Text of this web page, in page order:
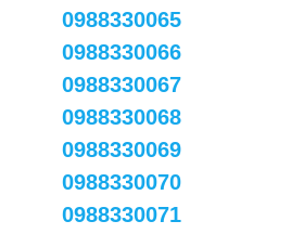
0988330065
0988330066
0988330067
0988330068
0988330069
0988330070
0988330071